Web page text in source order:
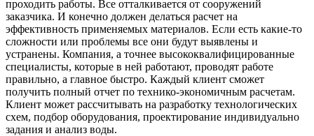
проходить работы. Все отталкивается от сооружений
заказчика. И конечно должен делаться расчет на
эффективность применяемых материалов. Если есть какие-то
сложности или проблемы все они будут выявлены и
устранены. Компания, а точнее высококвалифицированные
специалисты, которые в ней работают, проводят работе
правильно, а главное быстро. Каждый клиент сможет
получить полный отчет по технико-экономичным расчетам.
Клиент может рассчитывать на разработку технологических
схем, подбор оборудования, проектирование индивидуально
задания и анализ воды.